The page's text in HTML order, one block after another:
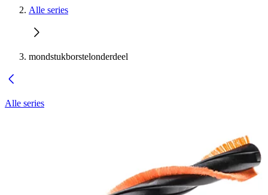
Alle series
mondstukborstelonderdeel
Alle series